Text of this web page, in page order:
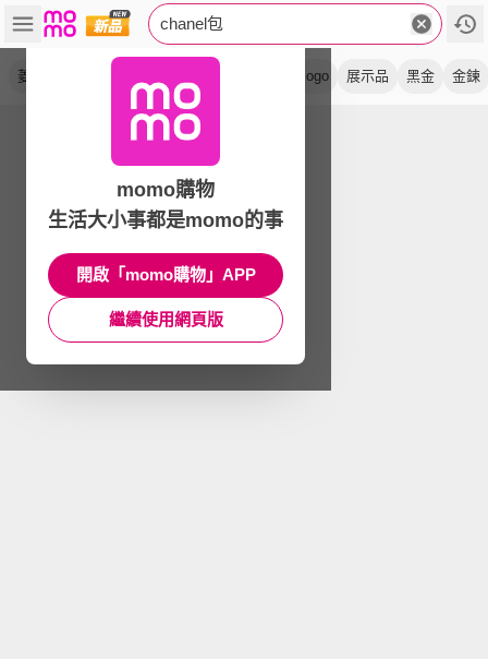
chanel包
菱格紋 logo 展示品 黑金 金鍊
momo購物
生活大小事都是momo的事
開啟「momo購物」APP
繼續使用網頁版